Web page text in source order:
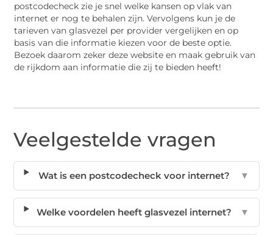
postcodecheck zie je snel welke kansen op vlak van
internet er nog te behalen zijn. Vervolgens kun je de
tarieven van glasvezel per provider vergelijken en op
basis van die informatie kiezen voor de beste optie.
Bezoek daarom zeker deze website en maak gebruik van
de rijkdom aan informatie die zij te bieden heeft!
Veelgestelde vragen
Wat is een postcodecheck voor internet? ▼
Welke voordelen heeft glasvezel internet? ▼